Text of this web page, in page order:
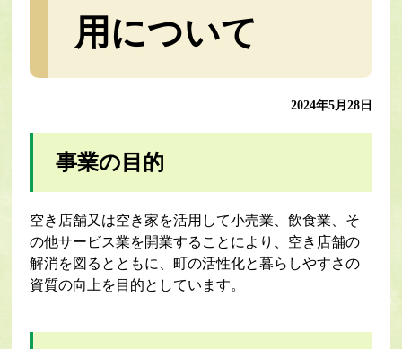
用について
2024年5月28日
事業の目的
空き店舗又は空き家を活用して小売業、飲食業、そ
の他サービス業を開業することにより、空き店舗の
解消を図るとともに、町の活性化と暮らしやすさの
資質の向上を目的としています。